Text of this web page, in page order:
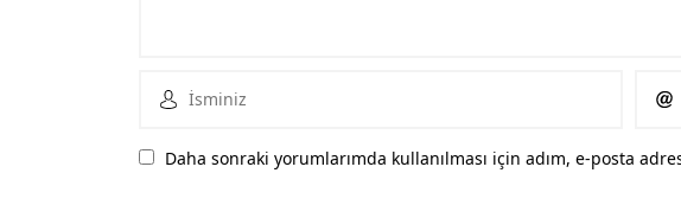
Daha sonraki yorumlarımda kullanılması için adım, e-posta